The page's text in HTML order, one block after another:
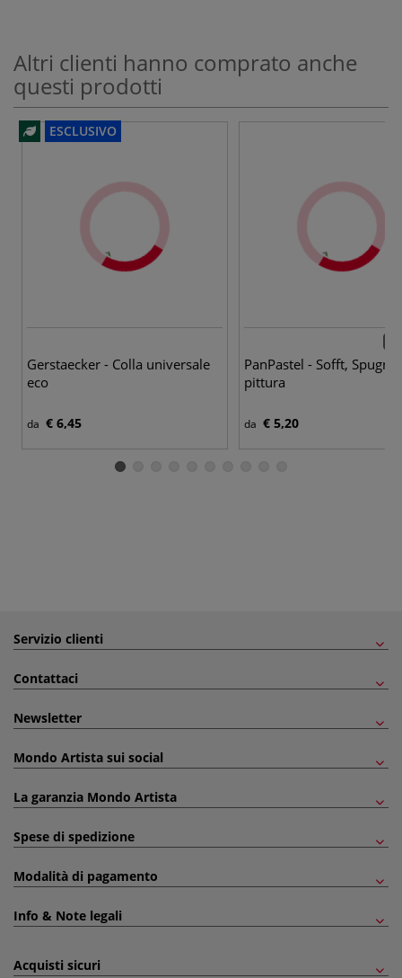
Altri clienti hanno comprato anche
questi prodotti
ESCLUSIVO
Gerstaecker - Colla universale
eco
da € 6,45
PanPastel - Sofft, Spugne
pittura
da € 5,20
Servizio clienti
Contattaci
Newsletter
Mondo Artista sui social
La garanzia Mondo Artista
Spese di spedizione
Modalità di pagamento
Info & Note legali
Acquisti sicuri